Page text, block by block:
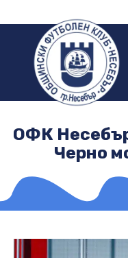
ОФК
Черно